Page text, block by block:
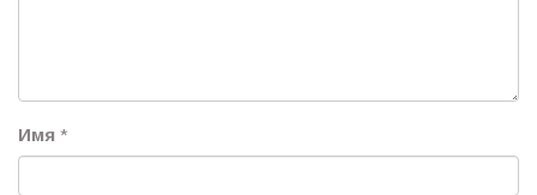
Имя *